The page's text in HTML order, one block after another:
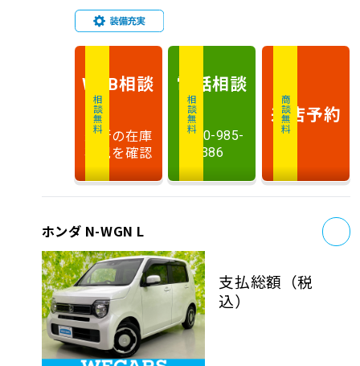
相談無料
WEB相談
最新の在庫
状況を確認
相談無料
電話相談
0120-985-
386
商談無料
来店予約
ホンダ N-WGN L
支払総額 （税
込）